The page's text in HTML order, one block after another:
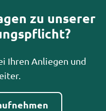
zu unserer
Ihren Anliegen und